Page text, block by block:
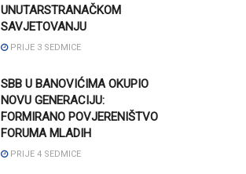
UNUTARSTRANAČKOM
SAVJETOVANJU
PRIJE 3 SEDMICE
SBB U BANOVIĆIMA OKUPIO
NOVU GENERACIJU:
FORMIRANO POVJERENIŠTVO
FORUMA MLADIH
PRIJE 4 SEDMICE